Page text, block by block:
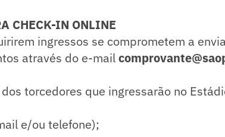
CHECK-IN ONLINE
ingressos se comprometem a
através do e-mail
torcedores que ingressarão no
e/ou telefone);